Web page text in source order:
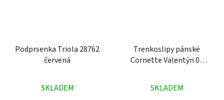
Podprsenka Triola 28762
červená
hodnocení
SKLADEM
Trenkoslipy pánské
Cornette Valentýn 09
hodnocení
SKLADEM